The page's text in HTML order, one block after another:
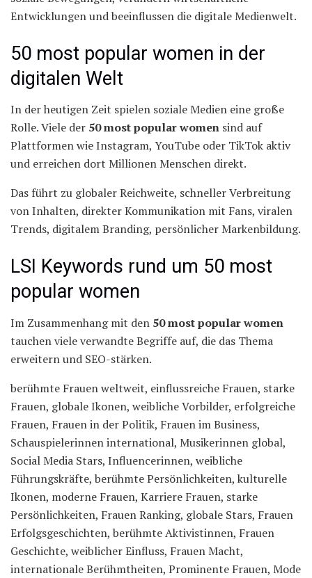
Entwicklungen und beeinflussen die digitale Medienwelt.
50 most popular women in der
digitalen Welt
In der heutigen Zeit spielen soziale Medien eine große
Rolle. Viele der 50 most popular women sind auf
Plattformen wie Instagram, YouTube oder TikTok aktiv
und erreichen dort Millionen Menschen direkt.
Das führt zu globaler Reichweite, schneller Verbreitung
von Inhalten, direkter Kommunikation mit Fans, viralen
Trends, digitalem Branding, persönlicher Markenbildung.
LSI Keywords rund um 50 most
popular women
Im Zusammenhang mit den 50 most popular women
tauchen viele verwandte Begriffe auf, die das Thema
erweitern und SEO-stärken.
berühmte Frauen weltweit, einflussreiche Frauen, starke
Frauen, globale Ikonen, weibliche Vorbilder, erfolgreiche
Frauen, Frauen in der Politik, Frauen im Business,
Schauspielerinnen international, Musikerinnen global,
Social Media Stars, Influencerinnen, weibliche
Führungskräfte, berühmte Persönlichkeiten, kulturelle
Ikonen, moderne Frauen, Karriere Frauen, starke
Persönlichkeiten, Frauen Ranking, globale Stars, Frauen
Erfolgsgeschichten, berühmte Aktivistinnen, Frauen
Geschichte, weiblicher Einfluss, Frauen Macht,
internationale Berühmtheiten, Prominente Frauen, Mode